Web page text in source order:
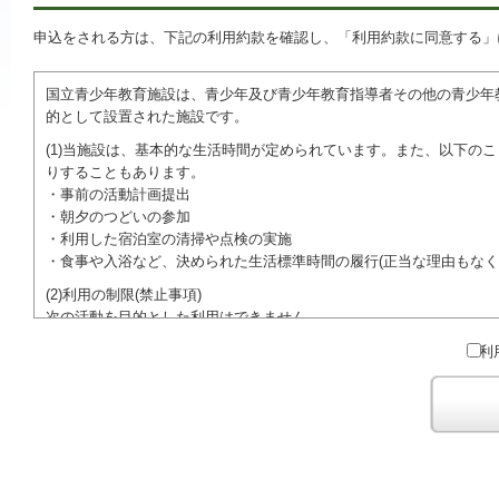
申込をされる方は、下記の利用約款を確認し、「利用約款に同意する
国立青少年教育施設は、青少年及び青少年教育指導者その他の青少
的として設置された施設です。
(1)当施設は、基本的な生活時間が定められています。また、以下の
りすることもあります。
・事前の活動計画提出
・朝夕のつどいの参加
・利用した宿泊室の清掃や点検の実施
・食事や入浴など、決められた生活標準時間の履行(正当な理由も
(2)利用の制限(禁止事項)
次の活動を目的とした利用はできません。
●特定の政党を支持、またはこれに反対するための政治教育その他の
●特定の宗教を支持、またはこれに反対するための宗教教育その他
域での勧誘活動を行ったり、自らの団体の活動をアピールする活動等)
利